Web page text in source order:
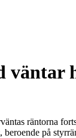
väntar
räntorna
på